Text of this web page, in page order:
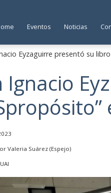
Eventos Noticias
Eyzaguirre presentó su libro
Ignacio
Valeria Suárez (Espejo)